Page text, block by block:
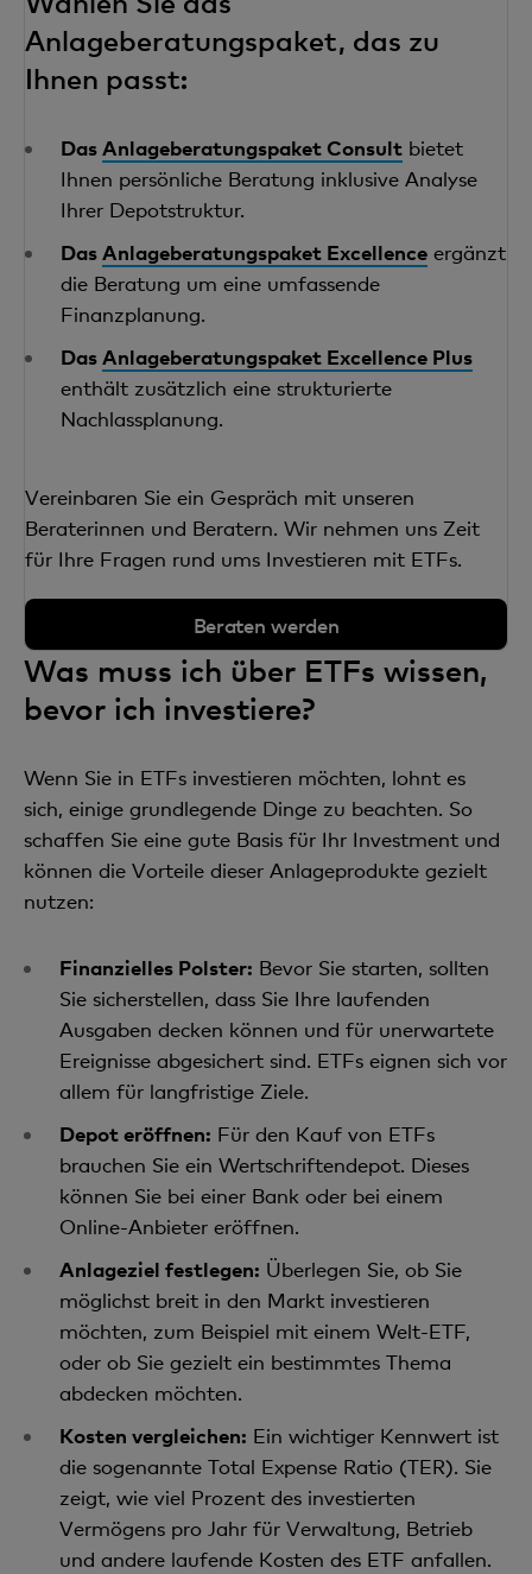
Anlageberatungspaket, das zu
Ihnen passt:
DasAnlageberatungspaket Consult bietet
Ihnen persönliche Beratung inklusive Analyse
Ihrer Depotstruktur.
DasAnlageberatungspaket Excellence ergänzt
die Beratung um eine umfassende
Finanzplanung.
DasAnlageberatungspaket Excellence Plus
enthält zusätzlich eine strukturierte
Nachlassplanung.
Vereinbaren Sie ein Gespräch mit unseren
Beraterinnen und Beratern. Wir nehmen uns Zeit
für Ihre Fragen rund ums Investieren mit ETFs.
Beraten werden
Was muss ich über ETFs wissen,
bevor ich investiere?
Wenn Sie in ETFs investieren möchten, lohnt es
sich, einige grundlegende Dinge zu beachten. So
schaffen Sie eine gute Basis für Ihr Investment und
können die Vorteile dieser Anlageprodukte gezielt
nutzen:
Finanzielles Polster: Bevor Sie starten, sollten
Sie sicherstellen, dass Sie Ihre laufenden
Ausgaben decken können und für unerwartete
Ereignisse abgesichert sind. ETFs eignen sich vor
allem für langfristige Ziele.
Depot eröffnen: Für den Kauf von ETFs
brauchen Sie ein Wertschriftendepot. Dieses
können Sie bei einer Bank oder bei einem
Online-Anbieter eröffnen.
Anlageziel festlegen: Überlegen Sie, ob Sie
möglichst breit in den Markt investieren
möchten, zum Beispiel mit einem Welt-ETF,
oder ob Sie gezielt ein bestimmtes Thema
abdecken möchten.
Kosten vergleichen: Ein wichtiger Kennwert ist
die sogenannte Total Expense Ratio (TER). Sie
zeigt, wie viel Prozent des investierten
Vermögens pro Jahr für Verwaltung, Betrieb
und andere laufende Kosten des ETF anfallen.